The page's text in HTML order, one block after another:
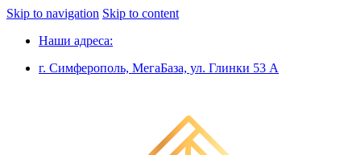
Skip to navigation Skip to content
Наши адреса:
г. Симферополь, МегаБаза, ул. Глинки 53 А